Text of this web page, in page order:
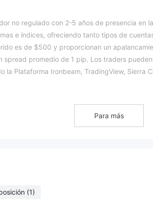
no regulado con 2-5 años de presencia en
e índices, ofreciendo tanto tipos de
es de $500 y proporcionan un
promedio de 1 pip. Los traders
Plataforma Ironbeam, TradingView, Sierra
riesgo para los traders.
Si estás considerando operar con
Para más
(1)